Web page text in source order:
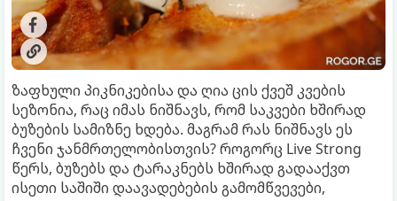
ზაფხული პიკნიკებისა და ღია ცის ქვეშ კვების
სეზონია, რაც იმას ნიშნავს, რომ საკვები ხშირად
ბუზების სამიზნე ხდება. მაგრამ რას ნიშნავს ეს
ჩვენი ჯანმრთელობისთვის? როგორც Live Strong
წერს, ბუზებს და ტარაკნებს ხშირად გადააქვთ
ისეთი საშიში დაავადებების გამომწვევები,